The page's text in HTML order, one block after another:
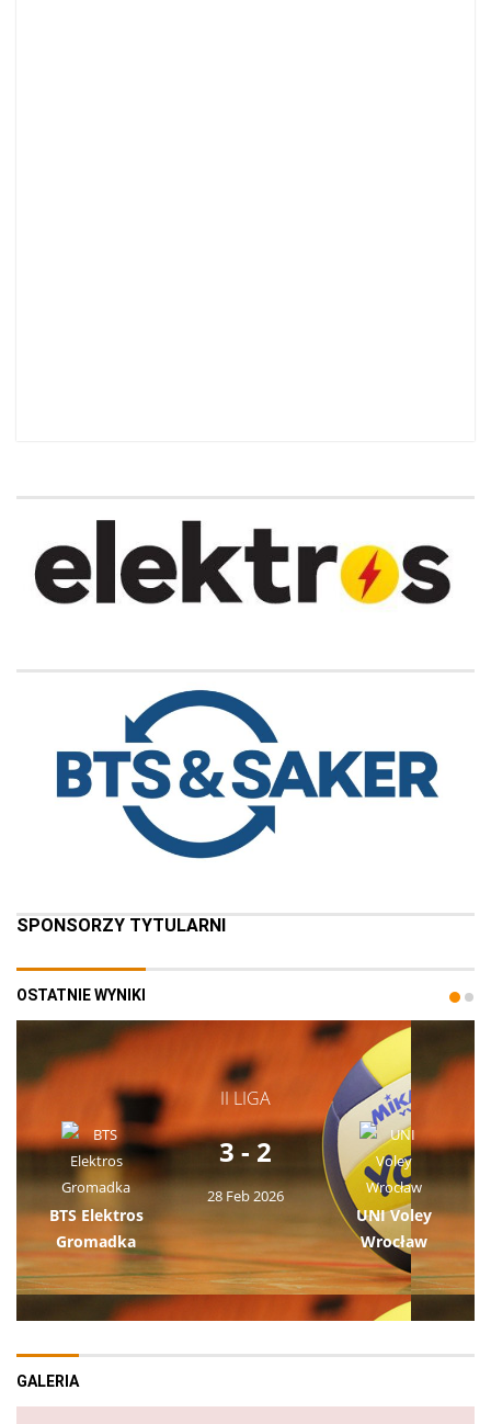
SPONSORZY TYTULARNI
OSTATNIE WYNIKI
II LIGA
BTS Elektros
Gromadka
3 - 2
28 Feb 2026
UNI Voley
Wrocław
GALERIA